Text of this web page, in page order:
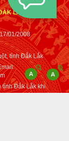
LẮK
01/2008
tỉnh Đắk Lắk
tỉnh Đắk Lắk khi